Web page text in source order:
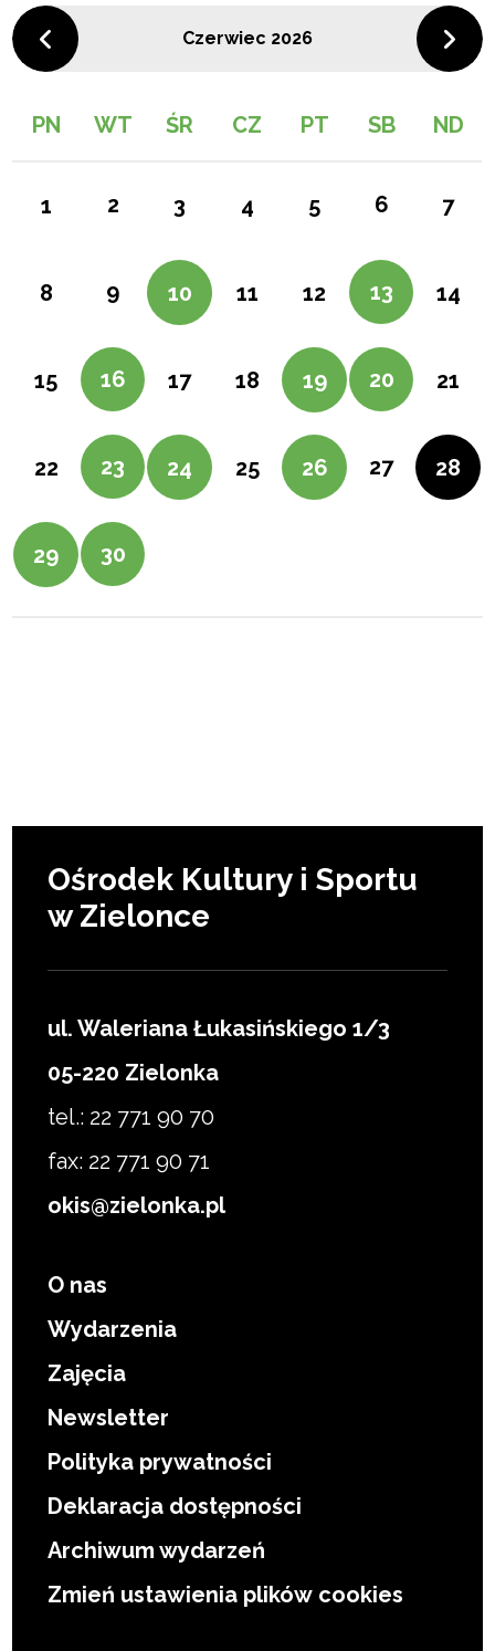
Czerwiec 2026
PN WT ŚR CZ PT SB ND
1 2 3 4 5 6 7
8 9 10 11 12 13 14
15 16 17 18 19 20 21
22 23 24 25 26 27 28
29 30
Ośrodek Kultury i Sportu
w Zielonce
ul. Waleriana Łukasińskiego 1/3
05-220 Zielonka
tel.: 22 771 90 70
fax: 22 771 90 71
okis@zielonka.pl
O nas
Wydarzenia
Zajęcia
Newsletter
Polityka prywatności
Deklaracja dostępności
Archiwum wydarzeń
Zmień ustawienia plików cookies